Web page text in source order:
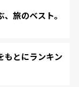
旅のベスト。
とにランキン